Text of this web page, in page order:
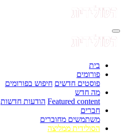
בית
פורומים
פוסטים חדשים חיפוש בפורומים
מה חדש
Featured content הודעות חדשות
חברים
משתמשים מחוברים
הסולידית ממליצה